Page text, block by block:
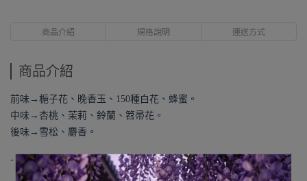
商品介紹 規格說明 運送方式
商品介紹
前味→梔子花、晚香玉、150種白花、蜂蜜。
中味→杏桃、茉莉、鈴蘭、笤帚花。
後味→雪松、麝香。
-